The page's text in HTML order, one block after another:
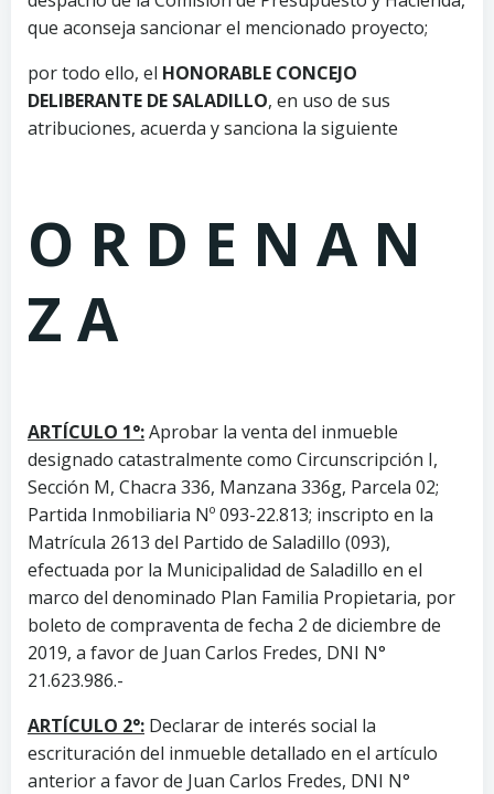
que aconseja sancionar el mencionado proyecto;
por todo ello, el HONORABLE CONCEJO
DELIBERANTE DE SALADILLO, en uso de sus
atribuciones, acuerda y sanciona la siguiente
O R D E N A N
Z A
ARTÍCULO 1°:Aprobar la venta del inmueble
designado catastralmente como Circunscripción I,
Sección M, Chacra 336, Manzana 336g, Parcela 02;
Partida Inmobiliaria Nº 093-22.813; inscripto en la
Matrícula 2613 del Partido de Saladillo (093),
efectuada por la Municipalidad de Saladillo en el
marco del denominado Plan Familia Propietaria, por
boleto de compraventa de fecha 2 de diciembre de
2019, a favor de Juan Carlos Fredes, DNI N°
21.623.986.-
ARTÍCULO 2°: Declarar de interés social la
escrituración del inmueble detallado en el artículo
anterior a favor de Juan Carlos Fredes, DNI N°